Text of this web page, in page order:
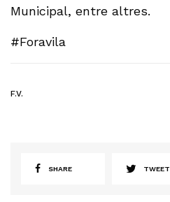
Municipal, entre altres.
#Foravila
F.V.
SHARE TWEET